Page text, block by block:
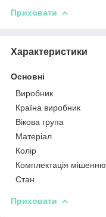
Приховати
Характеристики
Основні
Виробник
Країна виробник
Вікова група
Матеріал
Колір
Комплектація мішенню
Стан
Приховати